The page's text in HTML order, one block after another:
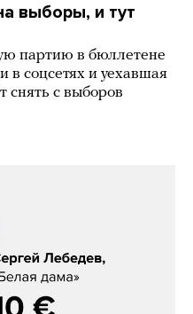
выборы, и тут
партию в бюллетене
соцсетях и уехавшая
снять с выборов